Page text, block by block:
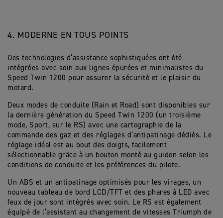
4. MODERNE EN TOUS POINTS
Des technologies d’assistance sophistiquées ont été
intégrées avec soin aux lignes épurées et minimalistes du
Speed Twin 1200 pour assurer la sécurité et le plaisir du
motard.
Deux modes de conduite (Rain et Road) sont disponibles sur
la dernière génération du Speed Twin 1200 (un troisième
mode, Sport, sur le RS) avec une cartographie de la
commande des gaz et des réglages d’antipatinage dédiés. Le
réglage idéal est au bout des doigts, facilement
sélectionnable grâce à un bouton monté au guidon selon les
conditions de conduite et les préférences du pilote.
Un ABS et un antipatinage optimisés pour les virages, un
nouveau tableau de bord LCD/TFT et des phares à LED avec
feux de jour sont intégrés avec soin. Le RS est également
équipé de l’assistant au changement de vitesses Triumph de